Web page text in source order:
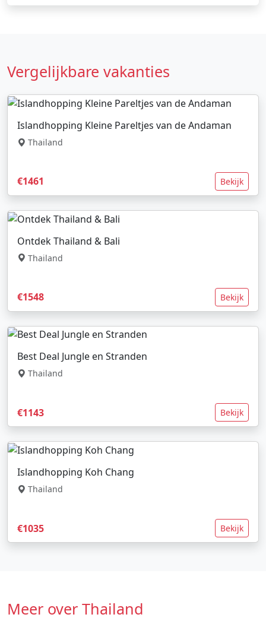
Vergelijkbare vakanties
Islandhopping Kleine Pareltjes van de Andaman
Thailand
€1461 Bekijk
Ontdek Thailand & Bali
Thailand
€1548 Bekijk
Best Deal Jungle en Stranden
Thailand
€1143 Bekijk
Islandhopping Koh Chang
Thailand
€1035 Bekijk
Meer over Thailand